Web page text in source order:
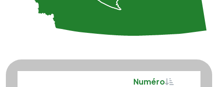
NuméroSortable